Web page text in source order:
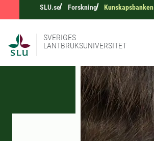
SLU.se Forskning Kunskapsbanken
SVERIGES
LANTBRUKSUNIVERSITET